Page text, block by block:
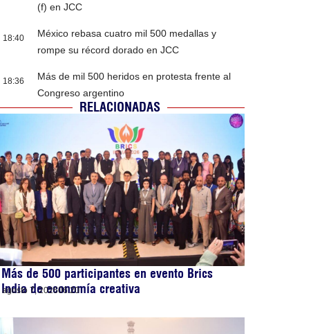
(f) en JCC
18:40
México rebasa cuatro mil 500 medallas y
rompe su récord dorado en JCC
18:36
Más de mil 500 heridos en protesta frente al
Congreso argentino
RELACIONADAS
Más de 500 participantes en evento Brics
India de economía creativa
agosto 7, 202606:20